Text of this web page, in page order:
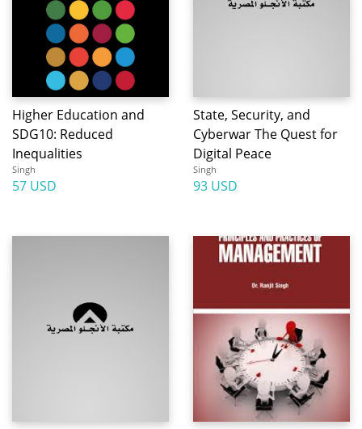
Higher Education and
SDG10: Reduced
Inequalities
Singh
57 USD
State, Security, and
Cyberwar The Quest for
Digital Peace
Singh
93 USD